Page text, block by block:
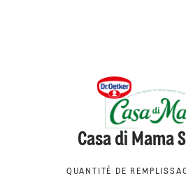
Casa di Mama
QUANTITÉ DE